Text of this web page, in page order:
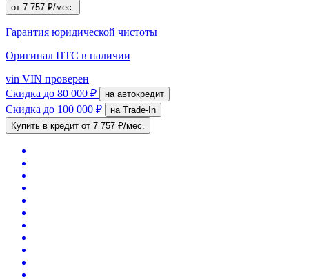
от 7 757 ₽/мес.
Гарантия юридической чистоты
Оригинал ПТС в наличии
vin VIN проверен
Скидка до 80 000 ₽ на автокредит
Скидка до 100 000 ₽
на Trade-In
Купить в кредит от 7 757 ₽/мес.